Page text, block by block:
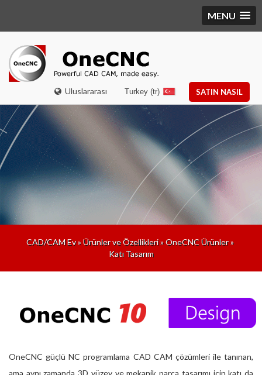
MENU
Uluslararası SATIN NASIL
Turkey (tr)
CAD/CAM Ev»Ürünler ve Özellikleri»OneCNC Ürünler»
Katı Tasarım
OneCNC güçlü NC programlama CAD CAM çözümleri ile tanınan,